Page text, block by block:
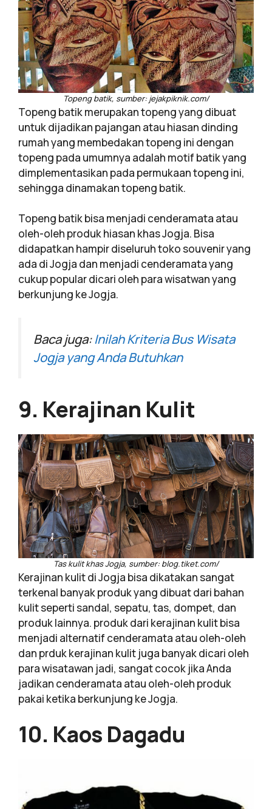
Topeng batik, sumber: jejakpiknik.com/
Topeng batik merupakan topeng yang dibuat
untuk dijadikan pajangan atau hiasan dinding
rumah yang membedakan topeng ini dengan
topeng pada umumnya adalah motif batik yang
dimplementasikan pada permukaan topeng ini,
sehingga dinamakan topeng batik.
Topeng batik bisa menjadi cenderamata atau
oleh-oleh produk hiasan khas Jogja. Bisa
didapatkan hampir diseluruh toko souvenir yang
ada di Jogja dan menjadi cenderamata yang
cukup popular dicari oleh para wisatwan yang
berkunjung ke Jogja.
Baca juga:Inilah Kriteria Bus Wisata
Jogja yang Anda Butuhkan
9. Kerajinan Kulit
Tas kulit khas Jogja, sumber: blog.tiket.com/
Kerajinan kulit di Jogja bisa dikatakan sangat
terkenal banyak produk yang dibuat dari bahan
kulit seperti sandal, sepatu, tas, dompet, dan
produk lainnya. produk dari kerajinan kulit bisa
menjadi alternatif cenderamata atau oleh-oleh
dan prduk kerajinan kulit juga banyak dicari oleh
para wisatawan jadi, sangat cocok jika Anda
jadikan cenderamata atau oleh-oleh produk
pakai ketika berkunjung ke Jogja.
10. Kaos Dagadu